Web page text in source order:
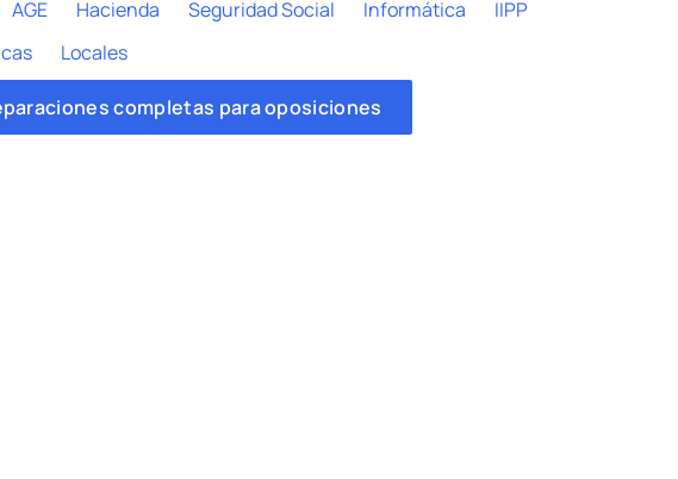
AGE Hacienda Seguridad Social Informática
IIPP
Locales
completas para oposiciones